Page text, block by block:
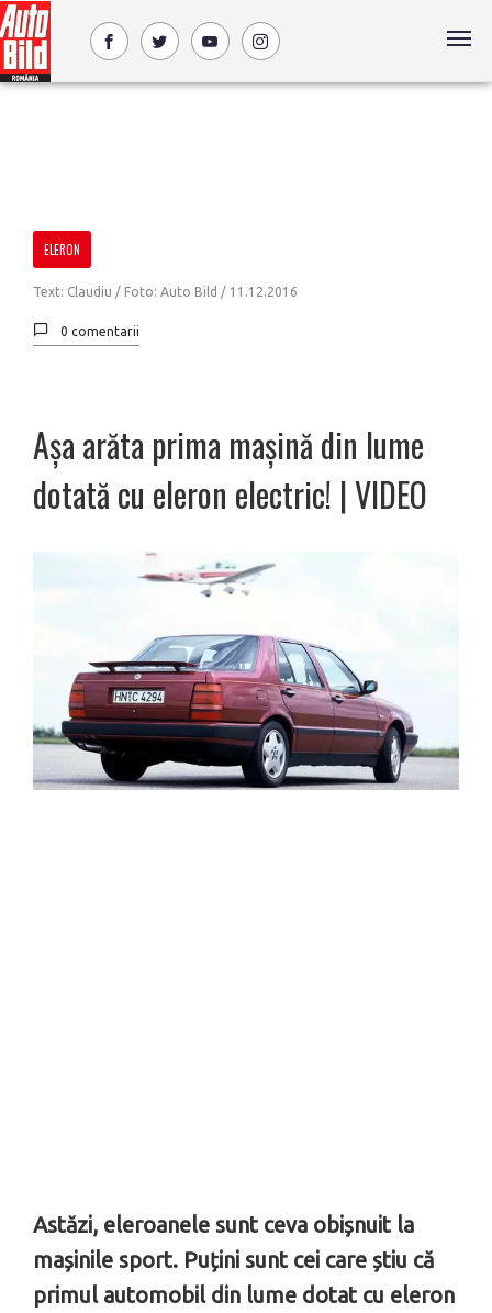
ELERON
Text: Claudiu / Foto: Auto Bild / 11.12.2016
0 comentarii
Așa arăta prima mașină din lume
dotată cu eleron electric! | VIDEO
Astăzi, eleroanele sunt ceva obișnuit la
mașinile sport. Puțini sunt cei care știu că
primul automobil din lume dotat cu eleron